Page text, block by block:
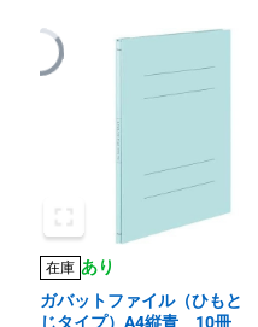
在庫 あり
ガバットファイル（ひもと
じタイプ）A4縦青 10冊